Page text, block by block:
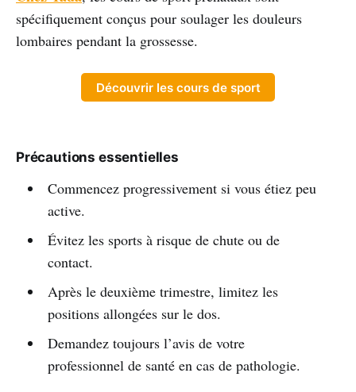
spécifiquement conçus pour soulager les douleurs
lombaires pendant la grossesse.
Découvrir les cours de sport
Précautions essentielles
Commencez progressivement si vous étiez peu
active.
Évitez les sports à risque de chute ou de
contact.
Après le deuxième trimestre, limitez les
positions allongées sur le dos.
Demandez toujours l’avis de votre
professionnel de santé en cas de pathologie.